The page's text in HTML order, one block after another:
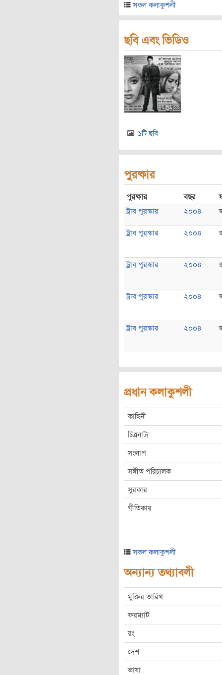
সকল কলাকুশলী
ছবি এবং ভিডিও
১টি ছবি
পুরষ্কার
পুরষ্কার বছর
ট্রাব পুরস্কার
২০০৪
ট্রাব পুরস্কার ২০০৪
ট্রাব পুরস্কার ২০০৪
ট্রাব পুরস্কার ২০০৪
ট্রাব পুরস্কার ২০০৪
প্রধান কলাকুশলী
কাহিনী
চিত্রনাট্য
সংলাপ
সঙ্গীত পরিচালক
সুরকার
গীতিকার
সকল কলাকুশলী
অন্যান্য তথ্যাবলী
মুক্তির তারিখ
ফরম্যাট
রং
দেশ
ভাষা